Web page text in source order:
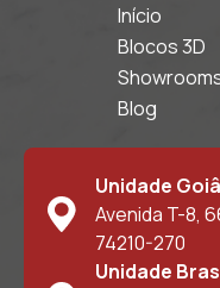
Início
Blocos 3D
Blog
Unidade
Avenida T-8,
74210-270
Unidade